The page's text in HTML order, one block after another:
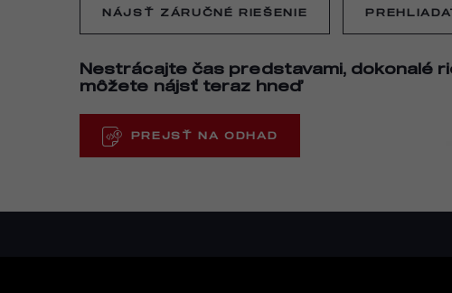
NÁJSŤ ZÁRUČNÉ RIEŠENIE
Nestrácajte čas predstavami, dokonalé
môžete nájsť teraz hneď
PREJSŤ NA ODHAD